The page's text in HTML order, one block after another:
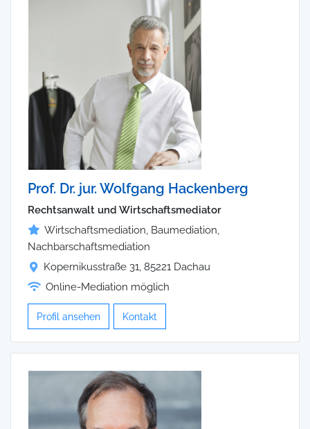
Prof. Dr. jur. Wolfgang Hackenberg
Rechtsanwalt und Wirtschaftsmediator
Wirtschaftsmediation, Baumediation,
Nachbarschaftsmediation
Kopernikusstraße 31, 85221 Dachau
Online-Mediation möglich
Profil ansehen Kontakt